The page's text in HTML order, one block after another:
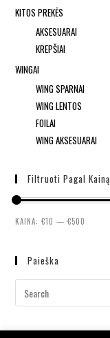
KITOS PREKĖS
AKSESUARAI
KREPŠIAI
WINGAI
WING SPARNAI
WING LENTOS
FOILAI
WING AKSESUARAI
Filtruoti Pagal Kainą
KAINA:€10 —€500
Paieška